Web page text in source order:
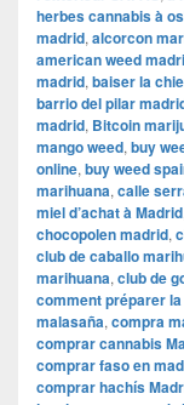
herbes cannabis à
madrid, alcorcon
american weed
madrid, baiser la
barrio del pilar
madrid, Bitcoin
mango weed, buy
online, buy weed
marihuana, calle
miel d’achat à Madrid
chocopolen madrid,
club de caballo
marihuana, club de
comment préparer
malasaña, compra
comprar cannabis
comprar faso en
comprar hachís